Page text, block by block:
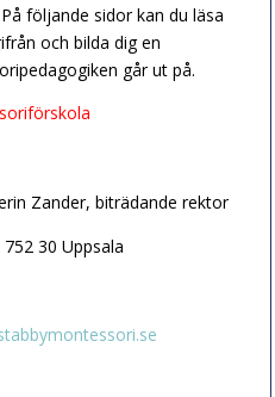
följande sidor kan du läsa
och bilda dig en
går ut på.
Zander, biträdande rektor
30 Uppsala